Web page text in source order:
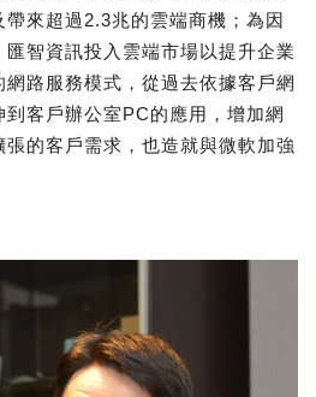
來超過2.3兆的雲端商機；為因
智資訊投入雲端市場以提升企業
路服務模式，從過去依據客戶網
客戶辦公室PC的應用，增加網
的客戶需求，也造就與微軟加強